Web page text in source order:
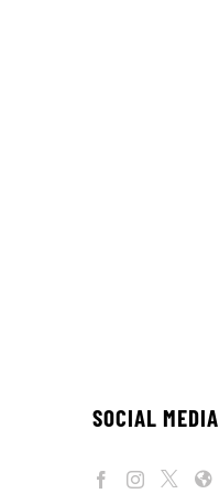
SOCIAL MEDIA